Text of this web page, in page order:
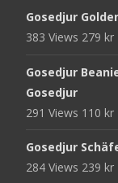
Gosedjur
383 Views 279 kr
Gosedjur
Gosedjur
291 Views 110 kr
Gosedjur
284 Views 239 kr